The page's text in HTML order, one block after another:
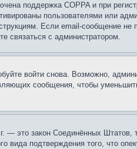
поддержка COPPA и при
пользователями или
Если email-сообщение
связаться с администратором.
войти снова. Возможно,
сообщения, чтобы
— это закон Соединённых
вида подтверждения того, что